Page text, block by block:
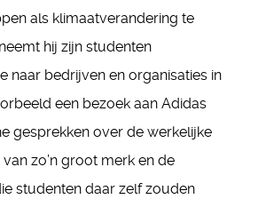
als klimaatverandering te
hij zijn studenten
naar bedrijven en organisaties in
een bezoek aan Adidas
gesprekken over de werkelijke
zo’n groot merk en de
studenten daar zelf zouden